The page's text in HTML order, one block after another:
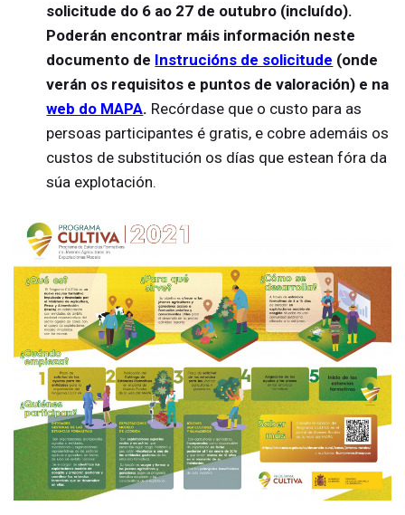
solicitude do 6 ao 27 de outubro (incluído).
Poderán encontrar máis información neste
documento de Instrucións de solicitude (onde
verán os requisitos e puntos de valoración) e na
web do MAPA. Recórdase que o custo para as
persoas participantes é gratis, e cobre ademáis os
custos de substitución os días que estean fóra da
súa explotación.